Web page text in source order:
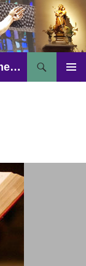
Parroquia Nuestra Señora del Carmen – Aguadulce